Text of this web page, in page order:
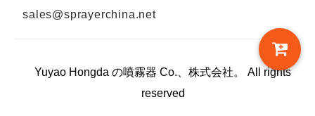
sales@sprayerchina.net
Yuyao Hongda の噴霧器 Co.、株式会社。 All rights
reserved